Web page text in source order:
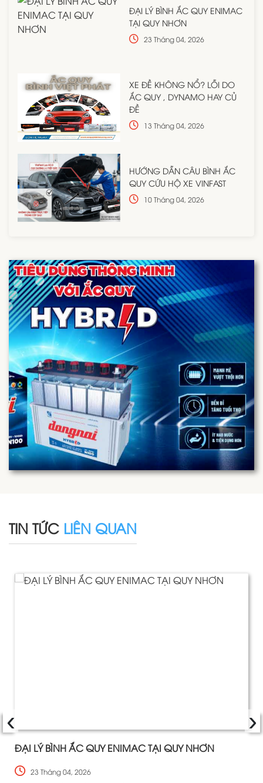
ĐẠI LÝ BÌNH ẮC QUY ENIMAC
TẠI QUY NHƠN
23 Tháng 04, 2026
XE ĐỀ KHÔNG NỔ? LỖI DO
ẮC QUY , DYNAMO HAY CỦ
ĐỀ
13 Tháng 04, 2026
HƯỚNG DẪN CÂU BÌNH ẮC
QUY CỨU HỘ XE VINFAST
10 Tháng 04, 2026
TIN TỨC LIÊN QUAN
ĐẠI LÝ BÌNH ẮC QUY ENIMAC TẠI QUY NHƠN
23 Tháng 04, 2026
‹ ›